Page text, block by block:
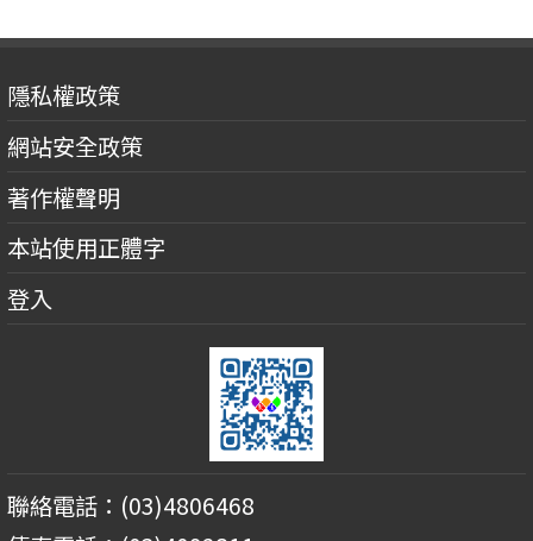
隱私權政策
網站安全政策
著作權聲明
本站使用正體字
登入
聯絡電話：(03)4806468